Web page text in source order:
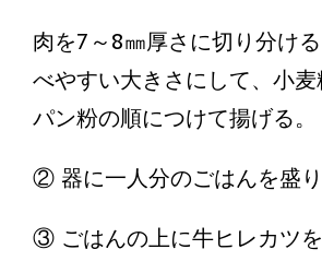
肉を7～8㎜厚さに切り分け
べやすい大きさにして、小麦
パン粉の順につけて揚げる。
② 器に一人分のごはんを盛り
③ ごはんの上に牛ヒレカツを